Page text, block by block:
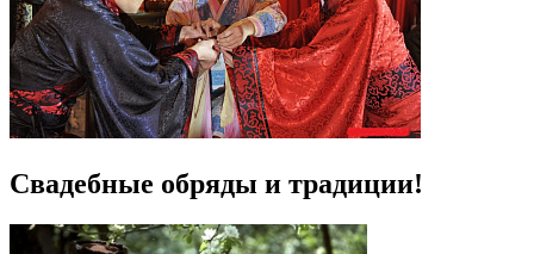
Свадебные обряды и традиции!